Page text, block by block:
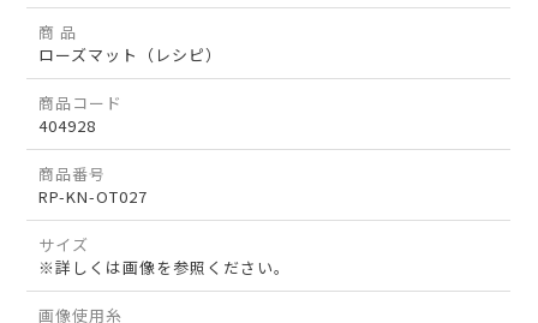
商 品
ローズマット（レシピ）
商品コード
404928
商品番号
RP-KN-OT027
サイズ
※詳しくは画像を参照ください。
画像使用糸